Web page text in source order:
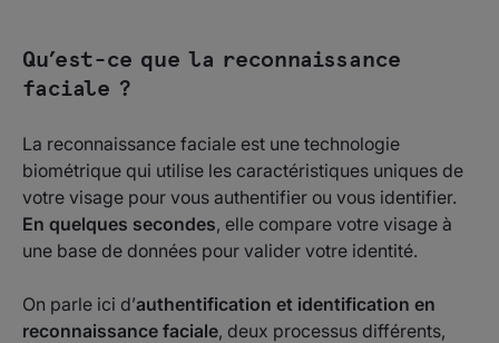
Qu’est-ce que la reconnaissance
faciale ?
La reconnaissance faciale est une technologie
biométrique qui utilise les caractéristiques uniques de
votre visage pour vous authentifier ou vous identifier.
En quelques secondes, elle compare votre visage à
une base de données pour valider votre identité.
On parle ici d’authentification et identification en
reconnaissance faciale, deux processus différents,